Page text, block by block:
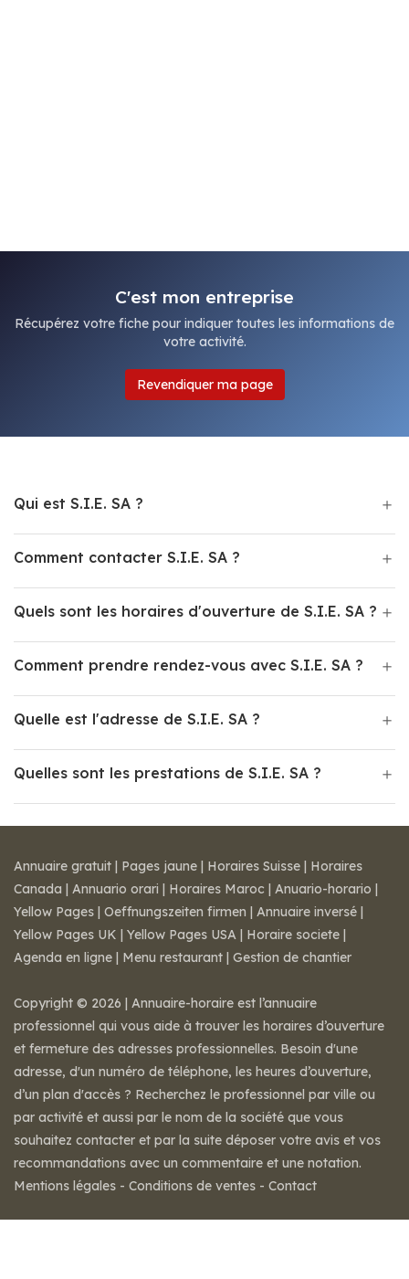
C'est mon entreprise
Récupérez votre fiche pour indiquer toutes les informations de
votre activité.
Revendiquer ma page
Qui est S.I.E. SA ?
Comment contacter S.I.E. SA ?
Quels sont les horaires d'ouverture de S.I.E. SA ?
Comment prendre rendez-vous avec S.I.E. SA ?
Quelle est l'adresse de S.I.E. SA ?
Quelles sont les prestations de S.I.E. SA ?
Annuaire gratuit | Pages jaune | Horaires Suisse | Horaires
Canada | Annuario orari | Horaires Maroc | Anuario-horario |
Yellow Pages | Oeffnungszeiten firmen | Annuaire inversé |
Yellow Pages UK | Yellow Pages USA | Horaire societe |
Agenda en ligne | Menu restaurant | Gestion de chantier
Copyright © 2026 | Annuaire-horaire est l’annuaire
professionnel qui vous aide à trouver les horaires d’ouverture
et fermeture des adresses professionnelles. Besoin d'une
adresse, d'un numéro de téléphone, les heures d’ouverture,
d’un plan d'accès ? Recherchez le professionnel par ville ou
par activité et aussi par le nom de la société que vous
souhaitez contacter et par la suite déposer votre avis et vos
recommandations avec un commentaire et une notation.
Mentions légales - Conditions de ventes - Contact